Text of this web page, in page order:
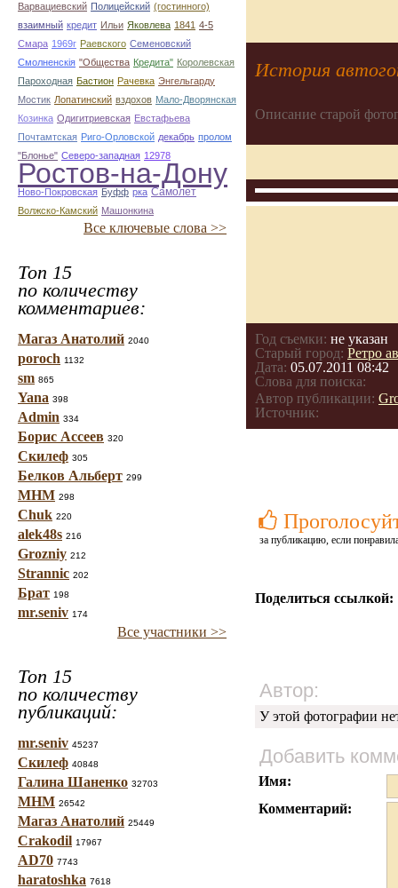
Варвациевский Полицейский (гостинного)
взаимный кредит Ильи Яковлева 1841 4-5
Смара 1969г Раевского Семеновский
Смолненскія "Общества Кредита" Королевская
Пароходная Бастион Рачевка Энгельгарду
Мостик Лопатинский вздохов Мало-Дворянская
Козинка Одигитриевская Евстафьева
Почтамтская Риго-Орловской декабрь пролом
"Блонье" Северо-западная 12978
Ростов-на-Дону
Ново-Покровская Буфф рка Самолет
Волжско-Камский Машонкина
Все ключевые слова >>
Топ 15
по количеству
комментариев:
Магаз Анатолий 2040
poroch 1132
sm 865
Yana 398
Admin 334
Борис Ассеев 320
Скилеф 305
Белков Альберт 299
МНМ 298
Chuk 220
alek48s 216
Grozniy 212
Strannic 202
Брат 198
mr.seniv 174
Все участники >>
Топ 15
по количеству
публикаций:
mr.seniv 45237
Скилеф 40848
Галина Шаненко 32703
МНМ 26542
Магаз Анатолий 25449
Crakodil 17967
AD70 7743
haratoshka 7618
История
Описание старой
Год съемки: не указан
Старый город: Ретро
Дата: 05.07.2011 08:42
Слова для поиска:
Автор публикации:
Источник:
за публикацию, если
Поделиться ссылкой:
Автор:
У этой фотографии
Добавить
Имя:
Комментарий: